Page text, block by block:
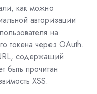
как можно
авторизации
на
токена через OAuth.
содержащий
быть прочитан
XSS.